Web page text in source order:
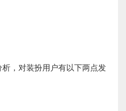
，对装扮用户有以下两点发